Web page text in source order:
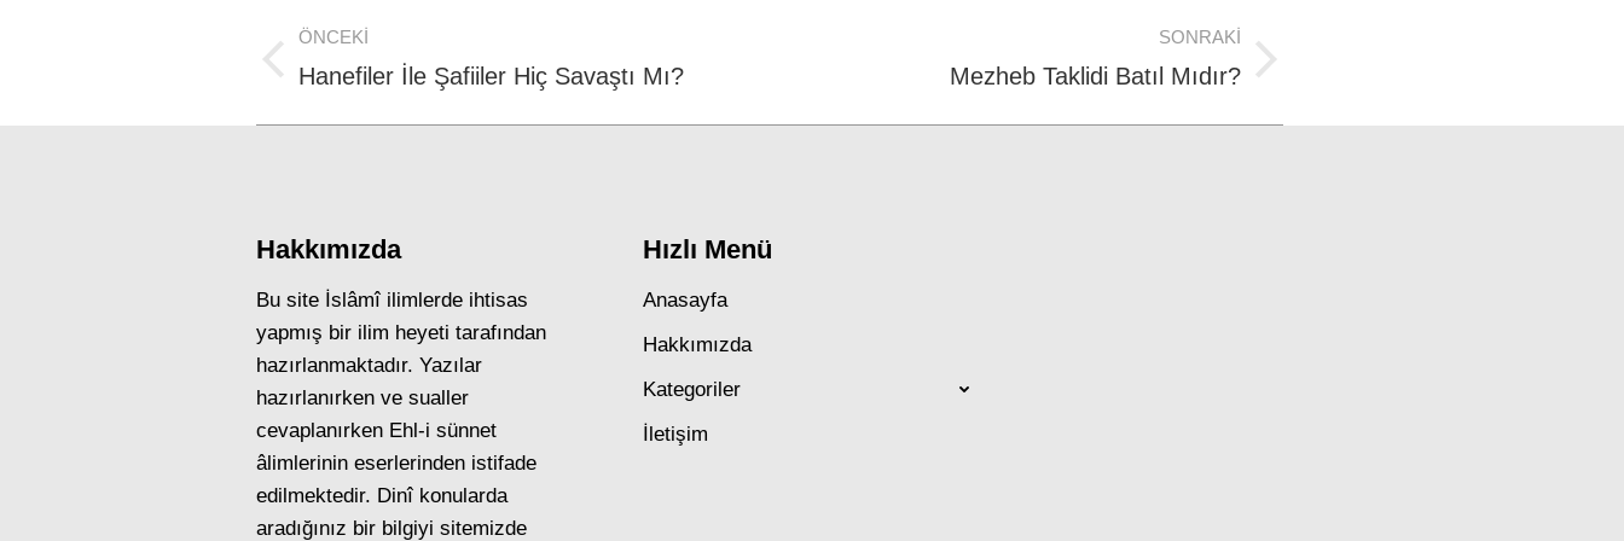
Post
navigation
ÖNCEKI
Previous
Hanefiler İle Şafiiler Hiç Savaştı Mı?
SONRAKI
Mezheb Taklidi Batıl Mıdır?
Hakkımızda
Bu site İslâmî ilimlerde ihtisas
yapmış bir ilim heyeti tarafından
hazırlanmaktadır. Yazılar
hazırlanırken ve sualler
cevaplanırken Ehl-i sünnet
âlimlerinin eserlerinden istifade
edilmektedir. Dinî konularda
aradığınız bir bilgiyi sitemizde
Hızlı Menü
Anasayfa
Hakkımızda
Kategoriler
İletişim